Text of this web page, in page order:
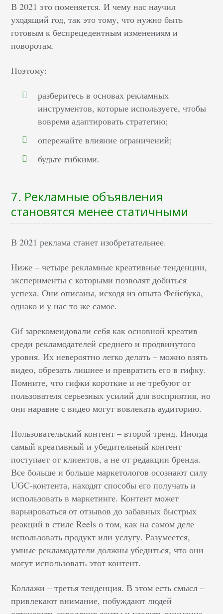
В 2021 это поменяется. И чему нас научил
уходящий год, так это тому, что нужно быть
готовым к беспрецедентным изменениям и
поворотам.
Поэтому:
разберитесь в основах рекламных
инструментов, которые используете, чтобы
вовремя адаптировать стратегию;
опережайте влияние ограничений;
будьте гибкими.
7. Рекламные объявления
становятся менее статичными
В 2021 реклама станет изобретательнее.
Ниже – четыре рекламные креативные тенденции,
эксперименты с которыми позволят добиться
успеха. Они описаны, исходя из опыта Фейсбука,
однако и у нас то же самое.
Gif зарекомендовали себя как основной креатив
среди рекламодателей среднего и продвинутого
уровня. Их невероятно легко делать – можно взять
видео, обрезать лишнее и превратить его в гифку.
Помните, что гифки короткие и не требуют от
пользователя серьезных усилий для восприятия, но
они наравне с видео могут вовлекать аудиторию.
Пользовательский контент – второй тренд. Иногда
самый креативный и убедительный контент
поступает от клиентов, а не от редакции бренда.
Все больше и больше маркетологов осознают силу
UGC-контента, находят способы его получать и
использовать в маркетинге. Контент может
варьироваться от отзывов до забавных быстрых
реакций в стиле Reels о том, как на самом деле
использовать продукт или услугу. Разумеется,
умные рекламодатели должны убедиться, что они
могут использовать этот контент.
Коллажи – третья тенденция. В этом есть смысл –
привлекают внимание, побуждают людей